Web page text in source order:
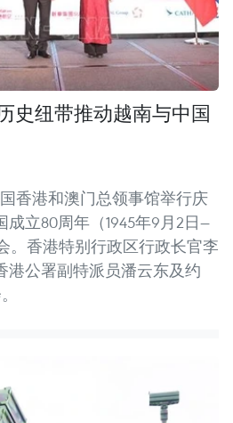
史纽带推动越南与中国
香港和澳门总领事馆举行庆
立80周年（1945年9月2日—
。香港特别行政区行政长官李
港公署副特派员潘云东及约